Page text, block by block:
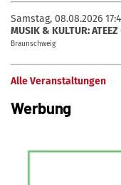
Samstag, 08.08.2026
MUSIK & KULTUR:
Braunschweig
Alle Veranstaltungen
Werbung